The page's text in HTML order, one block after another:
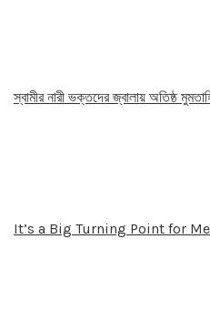
স্বামীর নারী ভক্তদের জ্বালায় অতিষ্ঠ
It’s a Big Turning Point for